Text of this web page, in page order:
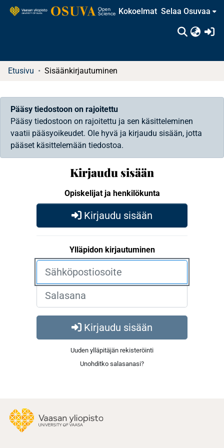
Kokoelmat Selaa Osuvaa
Etusivu Sisäänkirjautuminen
Pääsy tiedostoon on rajoitettu
Pääsy tiedostoon on rajoitettu ja sen käsitteleminen
vaatii pääsyoikeudet. Ole hyvä ja kirjaudu sisään, jotta
pääset käsittelemään tiedostoa.
Kirjaudu sisään
Opiskelijat ja henkilökunta
Kirjaudu sisään
Ylläpidon kirjautuminen
Kirjaudu sisään
Uuden ylläpitäjän rekisteröinti
Unohditko salasanasi?